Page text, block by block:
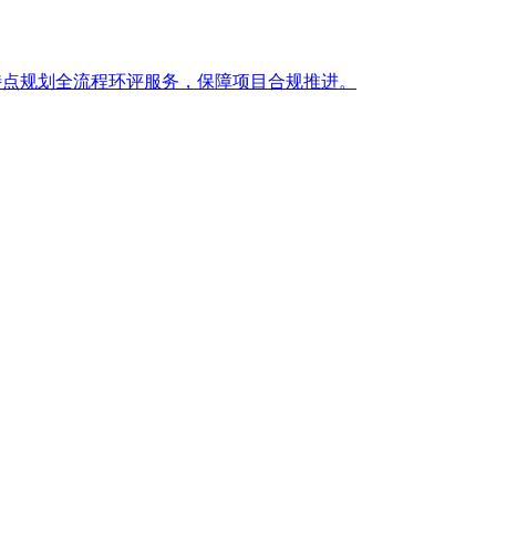
规划全流程环评服务，保障项目合规推进。